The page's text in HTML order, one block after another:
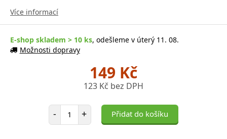
Více informací
E-shop skladem > 10 ks, odešleme v úterý 11. 08.
Možnosti dopravy
149 Kč
123 Kč bez DPH
- Počet položek
+ Přidat do košíku